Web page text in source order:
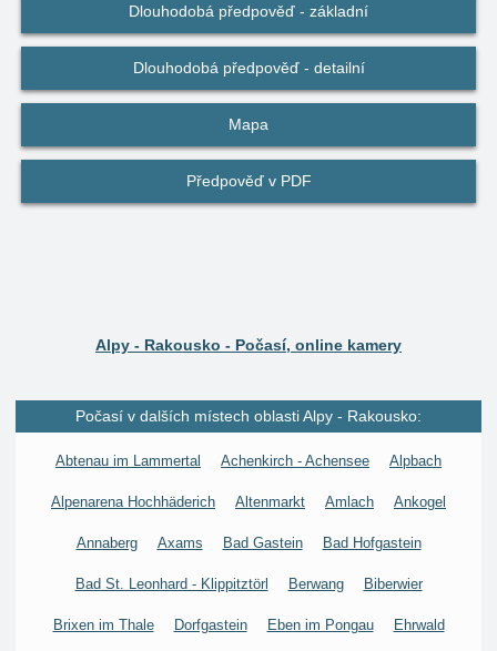
Dlouhodobá předpověď - základní
Dlouhodobá předpověď - detailní
Mapa
Předpověď v PDF
Alpy - Rakousko - Počasí, online kamery
Počasí v dalších místech oblasti Alpy - Rakousko:
Abtenau im Lammertal Achenkirch - Achensee Alpbach
Alpenarena Hochhäderich Altenmarkt Amlach Ankogel
Annaberg Axams Bad Gastein Bad Hofgastein
Bad St. Leonhard - Klippitztörl Berwang Biberwier
Brixen im Thale Dorfgastein Eben im Pongau Ehrwald